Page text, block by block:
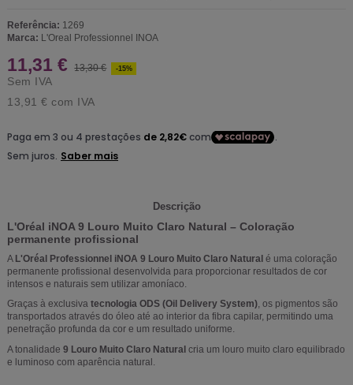
Referência: 1269
Marca: L'Oreal Professionnel INOA
11,31 € 13,30 € -15%
Sem IVA
13,91 € com IVA
Descrição
L'Oréal iNOA 9 Louro Muito Claro Natural – Coloração
permanente profissional
A L'Oréal Professionnel iNOA 9 Louro Muito Claro Natural é uma coloração
permanente profissional desenvolvida para proporcionar resultados de cor
intensos e naturais sem utilizar amoníaco.
Graças à exclusiva tecnologia ODS (Oil Delivery System), os pigmentos são
transportados através do óleo até ao interior da fibra capilar, permitindo uma
penetração profunda da cor e um resultado uniforme.
A tonalidade 9 Louro Muito Claro Natural cria um louro muito claro equilibrado
e luminoso com aparência natural.